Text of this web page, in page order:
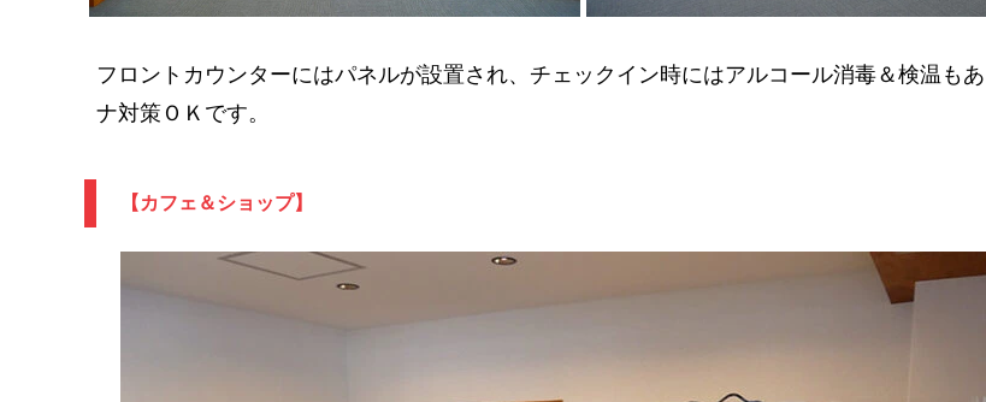
フロントカウンターにはパネルが設置され、チェックイン時にはアルコール消毒＆検温も
ナ対策ＯＫです。
【カフェ＆ショップ】